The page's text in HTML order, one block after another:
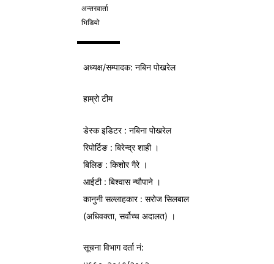
अन्तरवार्ता
भिडियो
अध्यक्ष/सम्पादक: नबिन पोखरेल
हाम्रो टीम
डेस्क इडिटर : नबिना पोखरेल
रिपोर्टिङ : बिरेन्द्र शाही ।
बिलिङ : किशोर गैरे ।
आईटी : बिश्वास न्यौपाने ।
कानुनी सल्लाहकार : सरोज सिलबाल
(अधिवक्ता, सर्वोच्च अदालत) ।
सूचना विभागदर्ता नं: